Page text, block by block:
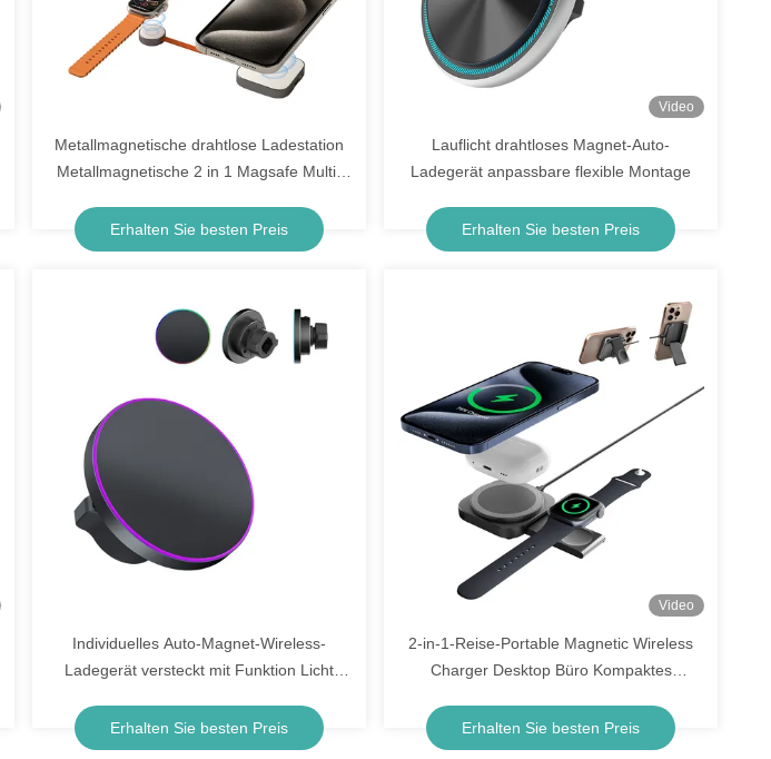
Metallmagnetische drahtlose Ladestation
Metallmagnetische 2 in 1 Magsafe Multi-
Erhalten Sie besten Preis
Video
Lauflicht drahtloses Magnet-Auto-
Ladegerät anpassbare flexible Montage
Erhalten Sie besten Preis
Individuelles Auto-Magnet-Wireless-
Ladegerät versteckt mit Funktion Licht
Erhalten Sie besten Preis
Video
2-in-1-Reise-Portable Magnetic Wireless
Charger Desktop Büro Kompaktes
für Kopfhörer Schnellladung
Erhalten Sie besten Preis